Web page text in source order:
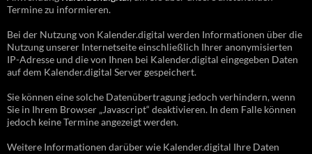
Termine zu informieren.
Bei der Nutzung von Kalender.digital werden Informationen über die
Nutzung unserer Internetseite einschließlich Ihrer anonymisierten
IP-Adresse und die von Ihnen bei Kalender.digital eingegeben Daten
auf dem Kalender.digital Server gespeichert.
Sie können eine solche Datenübertragung jedoch verhindern, wenn
Sie in Ihrem Browser „Javascript“ deaktivieren. In dem Falle können
jedoch keine Termine angezeigt werden.
Weitere Informationen darüber wie Kalender.digital Ihre Daten